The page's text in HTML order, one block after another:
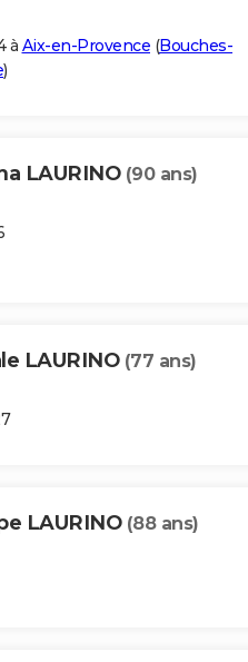
à Aix-en-Provence (Bouches-
)
LAURINO (90 ans)
LAURINO (77 ans)
LAURINO (88 ans)